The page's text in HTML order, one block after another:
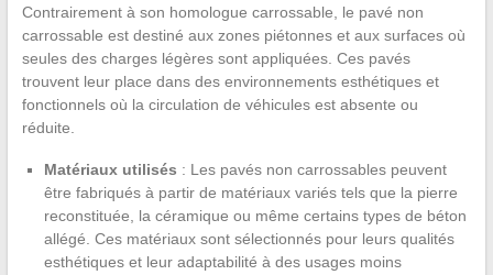
Contrairement à son homologue carrossable, le pavé non
carrossable est destiné aux zones piétonnes et aux surfaces où
seules des charges légères sont appliquées. Ces pavés
trouvent leur place dans des environnements esthétiques et
fonctionnels où la circulation de véhicules est absente ou
réduite.
Matériaux utilisés : Les pavés non carrossables peuvent
être fabriqués à partir de matériaux variés tels que la pierre
reconstituée, la céramique ou même certains types de béton
allégé. Ces matériaux sont sélectionnés pour leurs qualités
esthétiques et leur adaptabilité à des usages moins